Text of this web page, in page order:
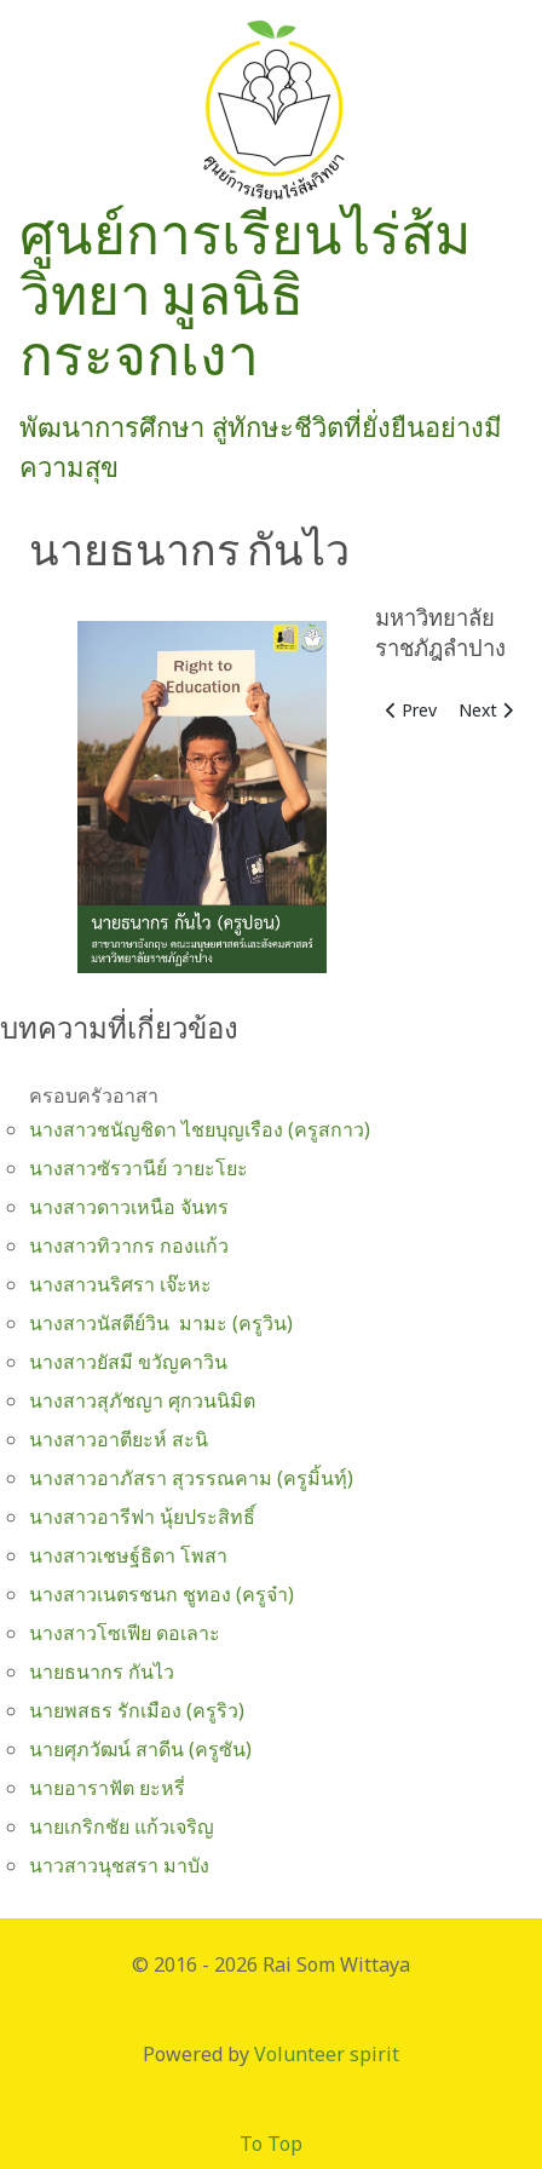
ศูนย์การเรียนไร่ส้ม
วิทยา มูลนิธิ
กระจกเงา
พัฒนาการศึกษา สู่ทักษะชีวิตที่ยั่งยืนอย่างมี
ความสุข
นายธนากร กันไว
มหาวิทยาลัย
ราชภัฎลำปาง
Previous article: น
Prev Next
Next
บทความที่เกี่ยวข้อง
ครอบครัวอาสา
นางสาวชนัญชิดา ไชยบุญเรือง (ครูสกาว)
นางสาวซัรวานีย์ วายะโยะ
นางสาวดาวเหนือ จันทร
นางสาวทิวากร กองแก้ว
นางสาวนริศรา เจ๊ะหะ
นางสาวนัสตีย์วิน มามะ (ครูวิน)
นางสาวยัสมี ขวัญคาวิน
นางสาวสุภัชญา ศุกวนนิมิต
นางสาวอาตียะห์ สะนิ
นางสาวอาภัสรา สุวรรณคาม (ครูมิ้นทฺ์)
นางสาวอารีฟา นุ้ยประสิทธิ์
นางสาวเชษฐ์ธิดา โพสา
นางสาวเนตรชนก ชูทอง (ครูจ๋า)
นางสาวโซเฟีย ดอเลาะ
นายธนากร กันไว
นายพสธร รักเมือง (ครูริว)
นายศุภวัฒน์ สาดีน (ครูซัน)
นายอาราฟัต ยะหรี่
นายเกริกชัย แก้วเจริญ
นาวสาวนุชสรา มาบัง
© 2016 - 2026 Rai Som Wittaya
Powered byVolunteer spirit
To Top